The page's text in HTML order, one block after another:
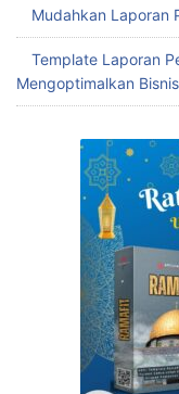
Mudahkan Laporan
Template Laporan
Mengoptimalkan